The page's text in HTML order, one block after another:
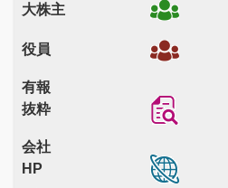
大株主
役員
有報
抜粋
会社
HP